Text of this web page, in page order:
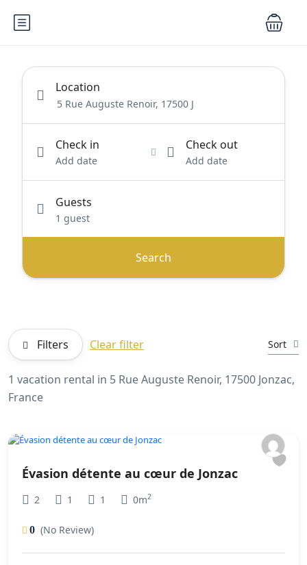
Location
Check in
Add date
Check out
Add date
Guests
1 guest
Search
Filters Clear filter Sort
1 vacation rental in 5 Rue Auguste Renoir, 17500 Jonzac,
France
Évasion détente au cœur de Jonzac
2 1 1 0m2
0 (No Review)